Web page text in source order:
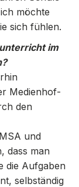
möchte
sich fühlen.
im
Medienhof-
den
und
dass man
die Aufgaben
selbständig